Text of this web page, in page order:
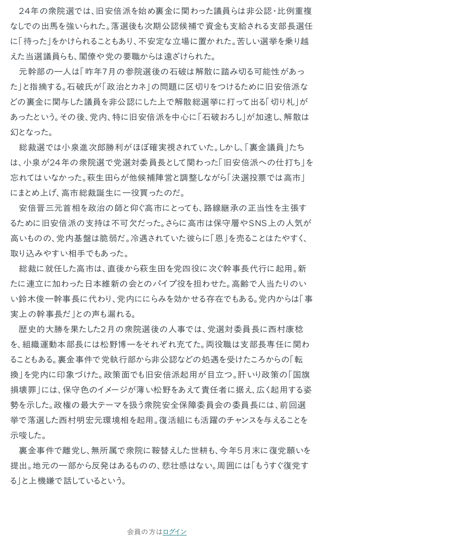
２４年の衆院選では、旧安倍派を始め裏金に関わった議員らは非公認・比例重複
なしでの出馬を強いられた。落選後も次期公認候補で資金も支給される支部長選任
に「待った」をかけられることもあり、不安定な立場に置かれた。苦しい選挙を乗り越
えた当選議員らも、閣僚や党の要職からは遠ざけられた。
元幹部の一人は「昨年7月の参院選後の石破は解散に踏み切る可能性があっ
た」と指摘する。石破氏が「政治とカネ」の問題に区切りをつけるために旧安倍派な
どの裏金に関与した議員を非公認にした上で解散総選挙に打って出る「切り札」が
あったという。その後、党内、特に旧安倍派を中心に「石破おろし」が加速し、解散は
幻となった。
総裁選では小泉進次郎勝利がほぼ確実視されていた。しかし、「裏金議員」たち
は、小泉が２４年の衆院選で党選対委員長として関わった「旧安倍派への仕打ち」を
忘れてはいなかった。萩生田らが他候補陣営と調整しながら「決選投票では高市」
にまとめ上げ、高市総裁誕生に一役買ったのだ。
安倍晋三元首相を政治の師と仰ぐ高市にとっても、路線継承の正当性を主張す
るために旧安倍派の支持は不可欠だった。さらに高市は保守層やＳＮＳ上の人気が
高いものの、党内基盤は脆弱だ。冷遇されていた彼らに「恩」を売ることはたやすく、
取り込みやすい相手でもあった。
総裁に就任した高市は、直後から萩生田を党四役に次ぐ幹事長代行に起用。新
たに連立に加わった日本維新の会とのパイプ役を担わせた。高齢で人当たりのい
い鈴木俊一幹事長に代わり、党内ににらみを効かせる存在でもある。党内からは「事
実上の幹事長だ」との声も漏れる。
歴史的大勝を果たした２月の衆院選後の人事では、党選対委員長に西村康稔
を、組織運動本部長には松野博一をそれぞれ充てた。両役職は支部長専任に関わ
ることもある。裏金事件で党執行部から非公認などの処遇を受けたころからの「転
換」を党内に印象づけた。政策面でも旧安倍派起用が目立つ。肝いり政策の「国旗
損壊罪」には、保守色のイメージが薄い松野をあえて責任者に据え、広く起用する姿
勢を示した。政権の最大テーマを扱う衆院安全保障委員会の委員長には、前回選
挙で落選した西村明宏元環境相を起用。復活組にも活躍のチャンスを与えることを
示唆した。
裏金事件で離党し、無所属で衆院に鞍替えした世耕も、今年５月末に復党願いを
提出。地元の一部から反発はあるものの、悲壮感はない。周囲には「もうすぐ復党す
る」と上機嫌で話しているという。
会員の方は ログイン